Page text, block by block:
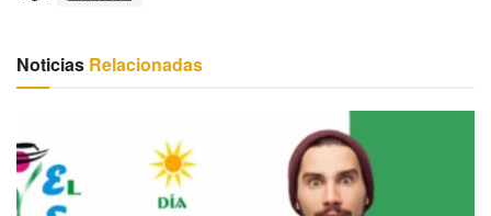
Noticias Relacionadas